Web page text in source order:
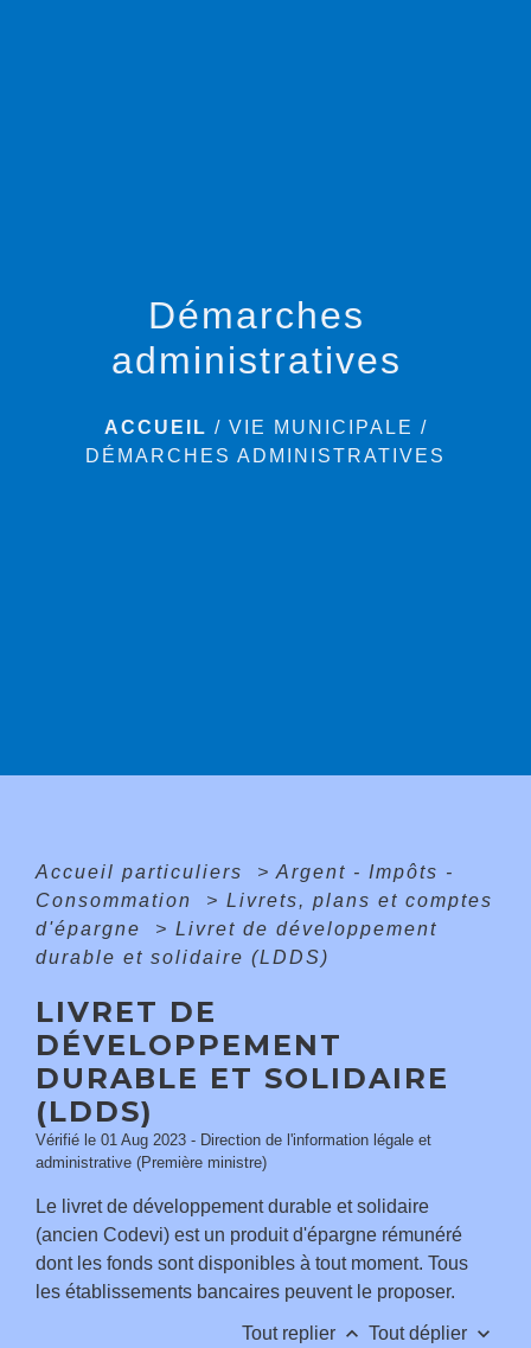
Démarches
administratives
ACCUEIL / VIE MUNICIPALE /
DÉMARCHES ADMINISTRATIVES
Accueil particuliers > Argent - Impôts -
Consommation
> Livrets, plans et comptes
d'épargne
> Livret de développement
durable et solidaire (LDDS)
LIVRET DE
DÉVELOPPEMENT
DURABLE ET SOLIDAIRE
(LDDS)
Vérifié le 01 Aug 2023 - Direction de l'information légale et
administrative (Première ministre)
Le livret de développement durable et solidaire
(ancien Codevi) est un produit d'épargne rémunéré
dont les fonds sont disponibles à tout moment. Tous
les établissements bancaires peuvent le proposer.
Tout replier keyboard_arrow_up Tout déplier keyboard_arrow_down